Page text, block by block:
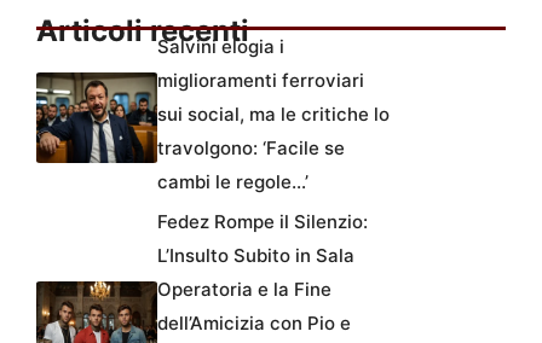
Articoli recenti
Salvini elogia i
miglioramenti ferroviari
sui social, ma le critiche lo
travolgono: ‘Facile se
cambi le regole…’
Fedez Rompe il Silenzio:
L’Insulto Subito in Sala
Operatoria e la Fine
dell’Amicizia con Pio e